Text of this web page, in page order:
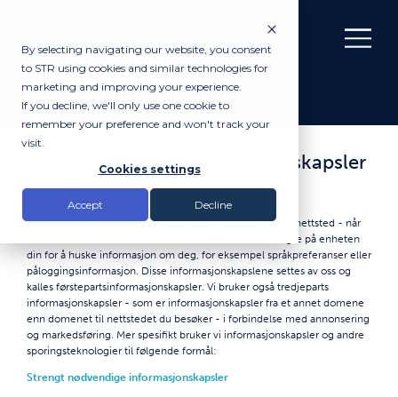
By selecting navigating our website, you consent
to STR using cookies and similar technologies for
marketing and improving your experience.
If you decline, we'll only use one cookie to
remember your preference and won't track your
visit.
Cookies settings
Accept Decline
Retningslinjer for informasjonskapsler
En informasjonskapsel er en liten datafil (tekstfil) som et nettsted - når
det besøkes av en bruker - ber nettleseren din om å lagre på enheten
din for å huske informasjon om deg, for eksempel språkpreferanser eller
påloggingsinformasjon. Disse informasjonskapslene settes av oss og
kalles førstepartsinformasjonskapsler. Vi bruker også tredjeparts
informasjonskapsler - som er informasjonskapsler fra et annet domene
enn domenet til nettstedet du besøker - i forbindelse med annonsering
og markedsføring. Mer spesifikt bruker vi informasjonskapsler og andre
sporingsteknologier til følgende formål:
Strengt nødvendige informasjonskapsler